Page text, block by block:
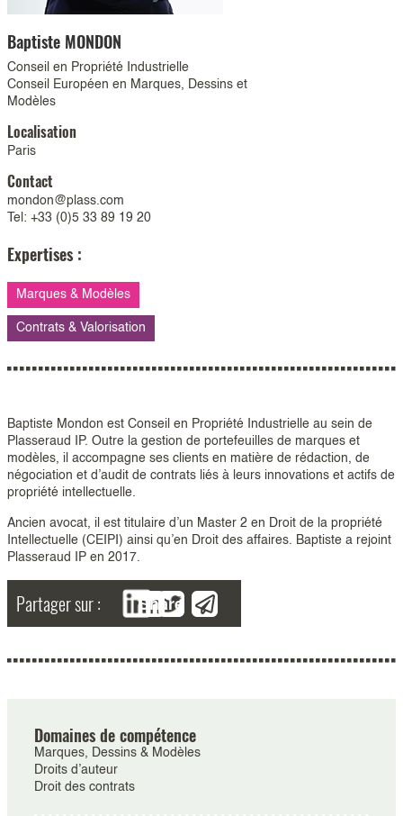
Baptiste MONDON
Conseil en Propriété Industrielle
Conseil Européen en Marques, Dessins et
Modèles
Localisation
Paris
Contact
mondon@plass.com
Tel: +33 (0)5 33 89 19 20
Expertises :
Marques & Modèles
Contrats & Valorisation
Baptiste Mondon est Conseil en Propriété Industrielle au sein de
Plasseraud IP. Outre la gestion de portefeuilles de marques et
modèles, il accompagne ses clients en matière de rédaction, de
négociation et d’audit de contrats liés à leurs innovations et actifs de
propriété intellectuelle.
Ancien avocat, il est titulaire d’un Master 2 en Droit de la propriété
Intellectuelle (CEIPI) ainsi qu’en Droit des affaires. Baptiste a rejoint
Plasseraud IP en 2017.
Partager sur : Share
Domaines de compétence
Marques, Dessins & Modèles
Droits d’auteur
Droit des contrats